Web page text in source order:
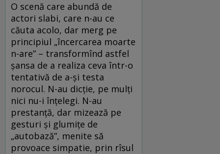
O scenă care abundă de
actori slabi, care n-au ce
căuta acolo, dar merg pe
principiul „încercarea moarte
n-are” – transformînd astfel
șansa de a realiza ceva într-o
tentativă de a-și testa
norocul. N-au dicție, pe mulți
nici nu-i înțelegi. N-au
prestanță, dar mizează pe
gesturi și glumițe de
„autobază”, menite să
provoace simpatie, prin rîsul